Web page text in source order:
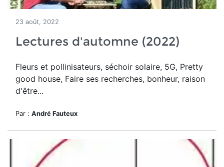
23 août, 2022
Lectures d'automne (2022)
Fleurs et pollinisateurs, séchoir solaire, 5G, Pretty
good house, Faire ses recherches, bonheur, raison
d'être...
Par : André Fauteux